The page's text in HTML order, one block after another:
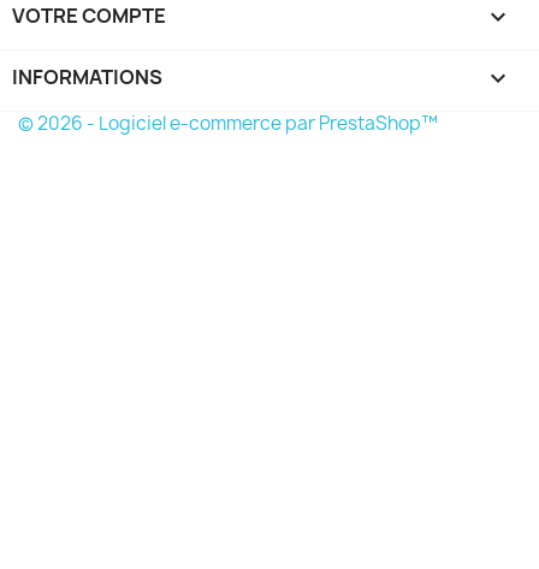
VOTRE COMPTE 
INFORMATIONS keyboard_arrow_down
© 2026 - Logiciel e-commerce par PrestaShop™